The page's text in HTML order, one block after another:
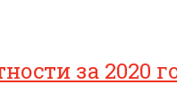
за 2020